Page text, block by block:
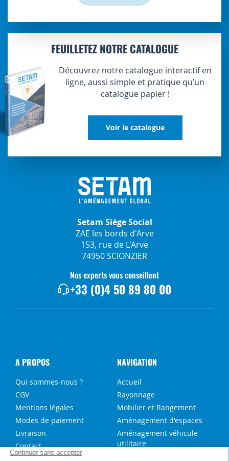
FEUILLETEZ NOTRE CATALOGUE
Découvrez notre catalogue interactif en
ligne, aussi simple et pratique qu’un
catalogue papier !
Voir le catalogue
Setam Siège Social
ZAE les bords d'Arve
153, rue de L'Arve
74950 SCIONZIER
Nos experts vous conseillent
+33 (0)4 50 89 80 00
A PROPOS
Qui sommes-nous ?
CGV
Mentions légales
Modes de paiement
Livraison
Contact
NAVIGATION
Accueil
Rayonnage
Mobilier et Rangement
Aménagement d'espaces
Aménagement véhicule
utilitaire